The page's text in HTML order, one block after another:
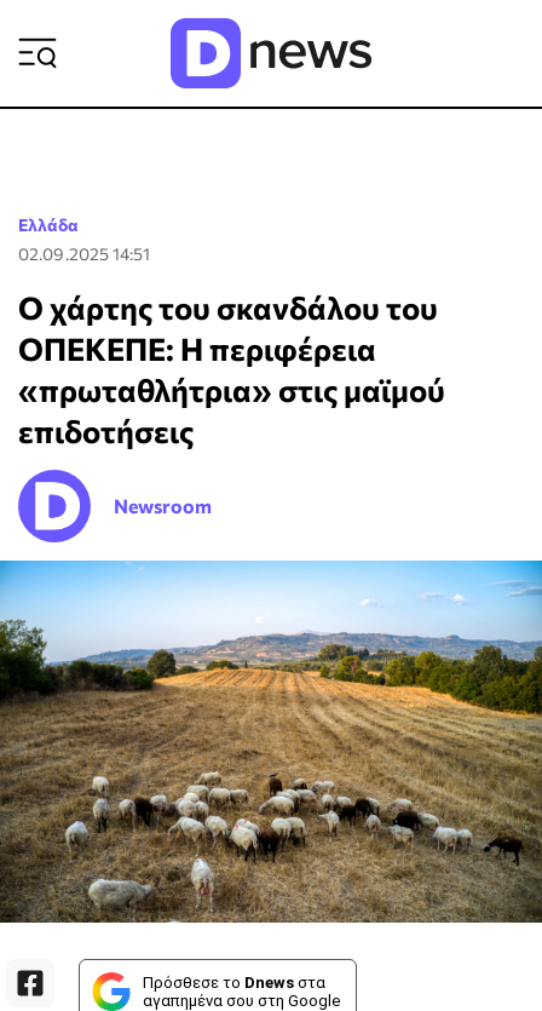
Ελλάδα
02.09.2025 14:51
Ο χάρτης του σκανδάλου του
ΟΠΕΚΕΠΕ: Η περιφέρεια
«πρωταθλήτρια» στις μαϊμού
επιδοτήσεις
Newsroom
Πρόσθεσε το Dnews στα
αγαπημένα σου στη Google